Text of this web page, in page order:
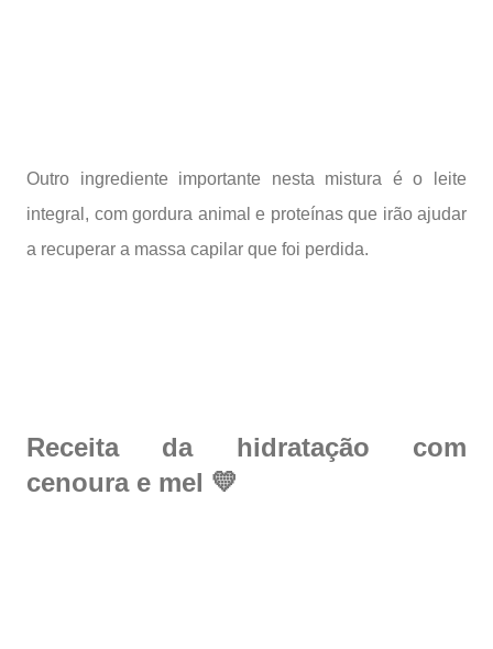
Outro ingrediente importante nesta mistura é o leite
integral, com gordura animal e proteínas que irão ajudar
a recuperar a massa capilar que foi perdida.
Receita da hidratação com
cenoura e mel 💛